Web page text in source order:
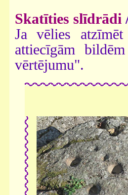
Skatīties slīdrādi
Ja vēlies
attiecīgām
vērtējumu".